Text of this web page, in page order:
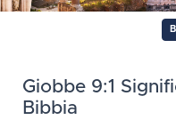
Giobbe 9:1
Bibbia